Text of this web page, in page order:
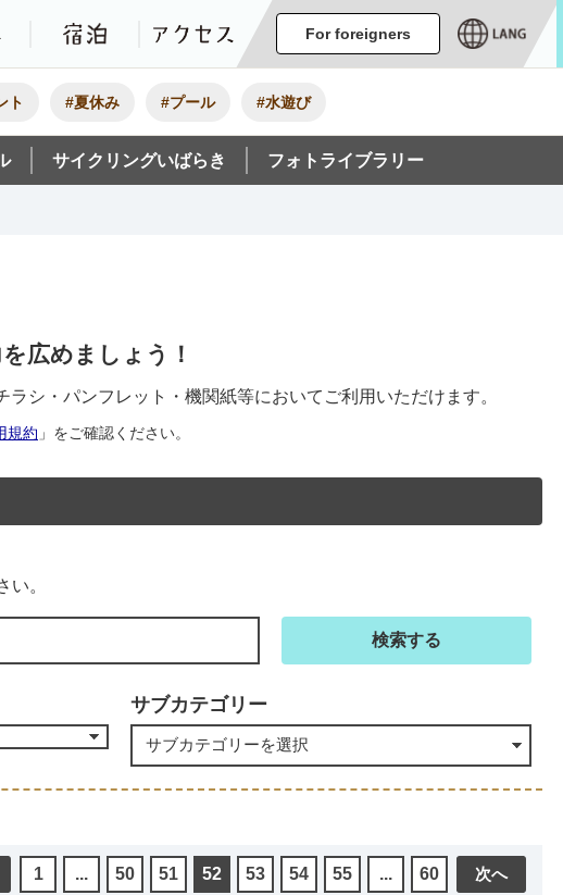
ームページ
験 イベント グルメ・みやげ宿泊 アクセス
For foreigners
ト #夏休み #プール #水遊び
サイクリングいばらき フォトライブラリー
広めましょう！
シ・パンフレット・機関紙等においてご利用いただけます。
規約 」をご確認ください。
。
サブカテゴリー
1 ... 50 51 52 53 54 55 ... 60 次へ